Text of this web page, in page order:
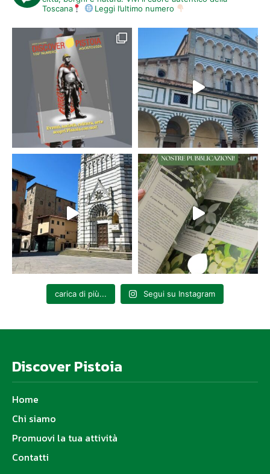
Toscana
Leggi l’ultimo numero
carica di più... Segui su Instagram
Discover Pistoia
Home
Chi siamo
Promuovi la tua attività
Contatti